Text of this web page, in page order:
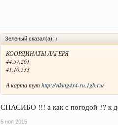
Зеленый сказал(а): ↑
КООРДИНАТЫ ЛАГЕРЯ
44.57.261
41.10.533
А карта тут http://viking4x4-ru.1gb.ru/
СПАСИБО !!! а как с погодой ?? к
5 ноя 2015